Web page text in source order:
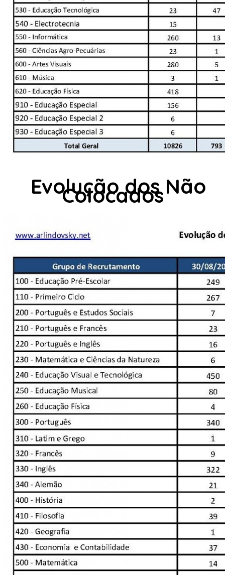
Evolução dos Não
Colocados